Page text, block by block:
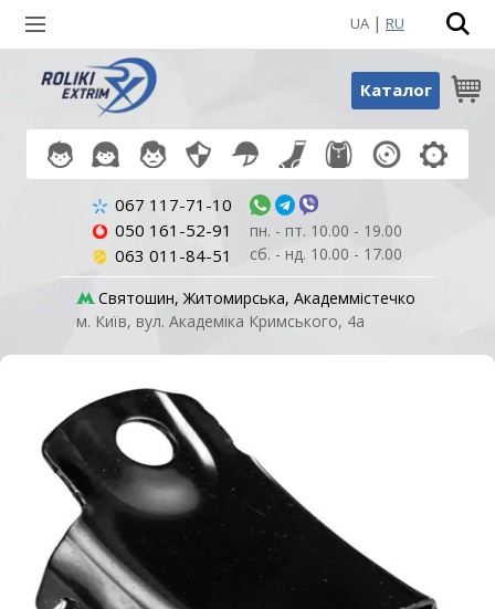
UA | RU
Каталог
067 117-71-10
050 161-52-91
063 011-84-51
пн. - пт. 10.00 - 19.00
сб. - нд. 10.00 - 17.00
Святошин, Житомирська, Академмістечко
м. Київ, вул. Академіка Кримського, 4а